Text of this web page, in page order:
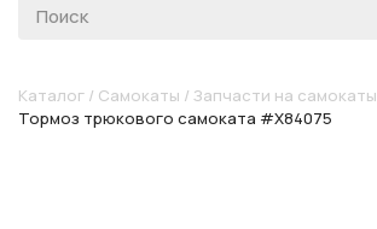
Каталог / Самокаты / Запчасти на самокаты
Тормоз трюкового самоката #Х84075